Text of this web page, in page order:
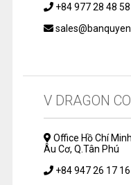
+84 977 28 48 58
V DRAGON
Office Hồ Chí
Âu Cơ, Q.Tân Phú
+84 947 26 17 16